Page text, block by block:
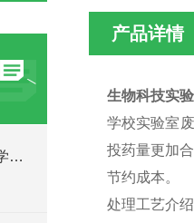
一体化实验室污水处理设备在学校化学实验室的应用
产品详情
生物科技实
学校实验室
投药量更加
节约成本。
处理工艺介